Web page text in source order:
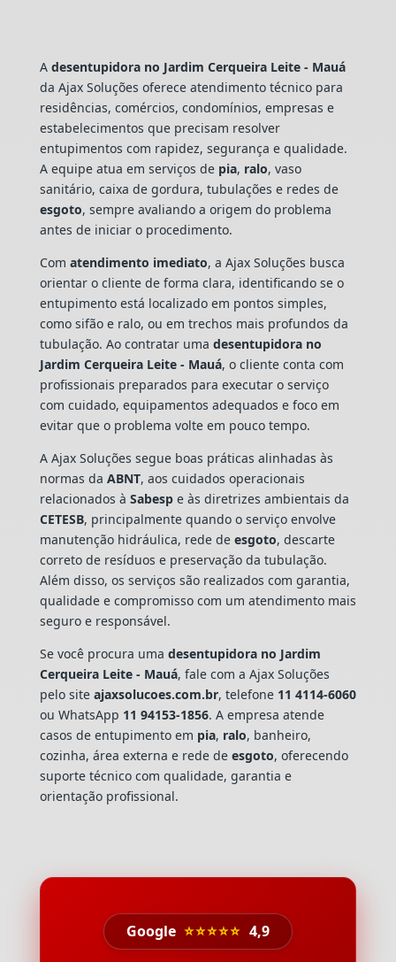
A desentupidora no Jardim Cerqueira Leite - Mauá
da Ajax Soluções oferece atendimento técnico para
residências, comércios, condomínios, empresas e
estabelecimentos que precisam resolver
entupimentos com rapidez, segurança e qualidade.
A equipe atua em serviços de pia, ralo, vaso
sanitário, caixa de gordura, tubulações e redes de
esgoto, sempre avaliando a origem do problema
antes de iniciar o procedimento.
Com atendimento imediato, a Ajax Soluções busca
orientar o cliente de forma clara, identificando se o
entupimento está localizado em pontos simples,
como sifão e ralo, ou em trechos mais profundos da
tubulação. Ao contratar uma desentupidora no
Jardim Cerqueira Leite - Mauá, o cliente conta com
profissionais preparados para executar o serviço
com cuidado, equipamentos adequados e foco em
evitar que o problema volte em pouco tempo.
A Ajax Soluções segue boas práticas alinhadas às
normas da ABNT, aos cuidados operacionais
relacionados à Sabespe às diretrizes ambientais da
CETESB, principalmente quando o serviço envolve
manutenção hidráulica, rede de esgoto, descarte
correto de resíduos e preservação da tubulação.
Além disso, os serviços são realizados com garantia,
qualidade e compromisso com um atendimento mais
seguro e responsável.
Se você procura uma desentupidora no Jardim
Cerqueira Leite - Mauá, fale com a Ajax Soluções
pelo site ajaxsolucoes.com.br, telefone 11 4114-6060
ou WhatsApp 11 94153-1856. A empresa atende
casos de entupimento em pia, ralo, banheiro,
cozinha, área externa e rede de esgoto, oferecendo
suporte técnico com qualidade, garantia e
orientação profissional.
Google ⭐⭐⭐⭐⭐ 4,9